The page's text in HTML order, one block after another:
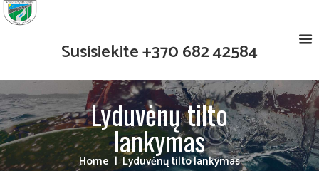
Susisiekite+370 682 42584
Lyduvėnų tilto
lankymas
Home Lyduvėnų tilto lankymas